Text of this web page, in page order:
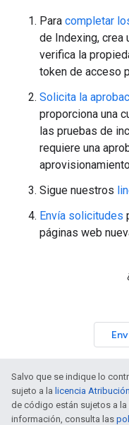
Para completar
de Indexing, crea
verifica la
token de acceso
Solicita la
proporciona una
las pruebas de
requiere una
Sigue nuestros
Envía solicitudes
páginas web
Salvo que se indique lo
sujeto a la licencia
de código están sujetos a la
información, consulta las